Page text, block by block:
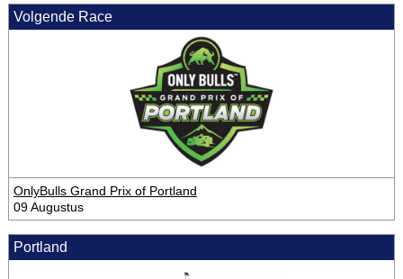
Volgende Race
OnlyBulls Grand Prix of Portland
09 Augustus
Portland